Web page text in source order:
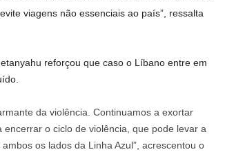
viagens não essenciais ao país”, ressalta
reforçou que caso o Líbano entre em
da violência. Continuamos a exortar
o ciclo de violência, que pode levar a
os lados da Linha Azul”, acrescentou o